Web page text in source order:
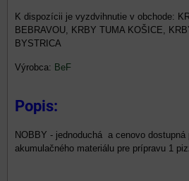
BEBRAVOU, KRBY TUMA KOŠICE,
BYSTRICA
Výrobca: BeF
Popis:
NOBBY - jednoduchá a cenovo
akumulačného materiálu pre prípravu 1